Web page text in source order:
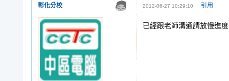
彰化分校 2012-06-27 10:29:10 引用
已經跟老師溝通請放慢進